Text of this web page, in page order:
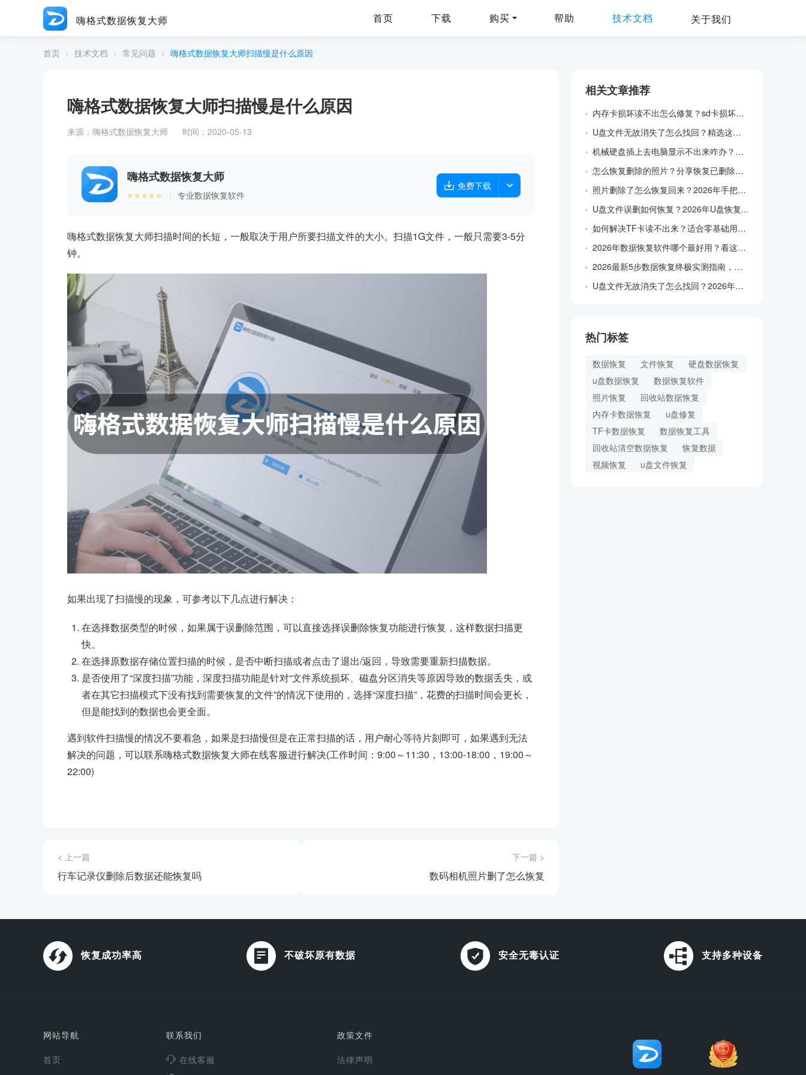
嗨格式数据恢复大师 首页 下载 购买 帮助 技术文档 关于我们
首页 > 技术文档 > 常见问题 > 嗨格式数据恢复大师扫描慢是什么原因
嗨格式数据恢复大师扫描慢是什么原因
来源： 嗨格式数据恢复大师 时间：2020-05-13
嗨格式数据恢复大师
⭐⭐⭐⭐⭐ 专业数据恢复软件
免费下载
嗨格式数据恢复大师扫描时间的长短，一般取决于用户所要扫描文件的大小。扫描1G文件，一般只需要3-5分
钟。
如果出现了扫描慢的现象，可参考以下几点进行解决：
在选择数据类型的时候，如果属于误删除范围，可以直接选择误删除恢复功能进行恢复，这样数据扫描更
快。
在选择原数据存储位置扫描的时候，是否中断扫描或者点击了退出/返回，导致需要重新扫描数据。
是否使用了“深度扫描”功能，深度扫描功能是针对“文件系统损坏、磁盘分区消失等原因导致的数据丢失，或
者在其它扫描模式下没有找到需要恢复的文件”的情况下使用的，选择“深度扫描”，花费的扫描时间会更长，
但是能找到的数据也会更全面。
遇到软件扫描慢的情况不要着急，如果是扫描慢但是在正常扫描的话，用户耐心等待片刻即可，如果遇到无法
解决的问题，可以联系嗨格式数据恢复大师在线客服进行解决(工作时间：9:00～11:30，13:00-18:00，19:00～
22:00)
< 上一篇
行车记录仪删除后数据还能恢复吗
下一篇 >
数码相机照片删了怎么恢复
相关文章推荐
内存卡损坏读不出怎么修复？sd卡损坏不要...
U盘文件无故消失了怎么找回？精选这款数据...
机械硬盘插上去电脑显示不出来咋办？手把手...
怎么恢复删除的照片？分享恢复已删除照片神...
照片删除了怎么恢复回来？2026年手把手...
U盘文件误删如何恢复？2026年U盘恢复...
如何解决TF卡读不出来？适合零基础用户的...
2026年数据恢复软件哪个最好用？看这篇...
2026最新5步数据恢复终极实测指南，数...
U盘文件无故消失了怎么找回？2026年这...
热门标签
数据恢复 文件恢复
硬盘数据恢复
u盘数据恢复
数据恢复软件
照片恢复
回收站数据恢复
内存卡数据恢复
u盘修复
TF卡数据恢复
数据恢复工具
回收站清空数据恢复
恢复数据
视频恢复
u盘文件恢复
恢复成功率高 不破坏原有数据 安全无毒认证 支持多种设备
网站导航
首页
联系我们
在线客服
政策文件
法律声明